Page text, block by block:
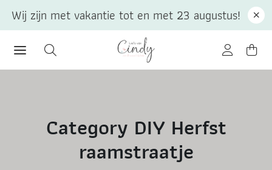
Category DIY Herfst
raamstraatje
Wij zijn met vakantie tot en met 23 augustus!